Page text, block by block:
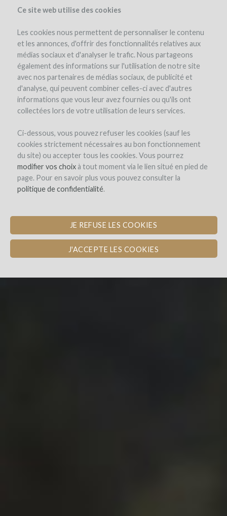
Ce site web utilise des cookies
Les cookies nous permettent de personnaliser le contenu
et les annonces, d'offrir des fonctionnalités relatives aux
médias sociaux et d'analyser le trafic. Nous partageons
également des informations sur l'utilisation de notre site
avec nos partenaires de médias sociaux, de publicité et
d'analyse, qui peuvent combiner celles-ci avec d'autres
informations que vous leur avez fournies ou qu'ils ont
collectées lors de votre utilisation de leurs services.
Ci-dessous, vous pouvez refuser les cookies (sauf les
cookies strictement nécessaires au bon fonctionnement
du site) ou accepter tous les cookies. Vous pourrez
modifier vos choixà tout moment via le lien situé en pied de
page. Pour en savoir plus vous pouvez consulter la
politique de confidentialité.
JE REFUSE LES COOKIES
J'ACCEPTE LES COOKIES